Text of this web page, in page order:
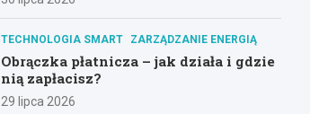
TECHNOLOGIA SMART ZARZĄDZANIE ENERGIĄ
Obrączka płatnicza – jak działa i gdzie
nią zapłacisz?
29 lipca 2026